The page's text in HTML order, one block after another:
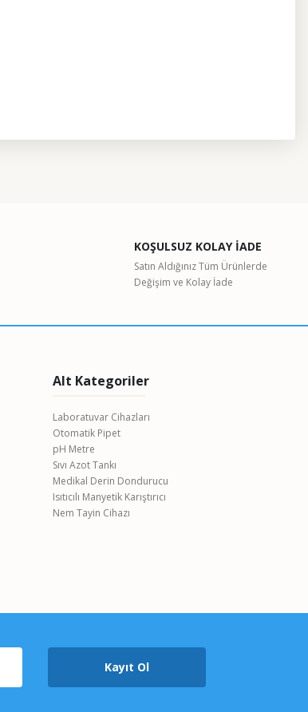
KOŞULSUZ KOLAY İADE
Satın Aldığınız Tüm Ürünlerde
Değişim ve Kolay İade
Alt Kategoriler
Laboratuvar Cihazları
Otomatik Pipet
pH Metre
Sıvı Azot Tankı
Medikal Derin Dondurucu
Isıtıcılı Manyetik Karıştırıcı
Nem Tayin Cihazı
Kayıt Ol